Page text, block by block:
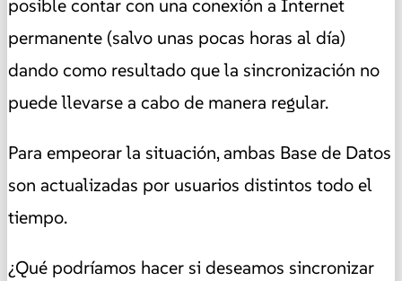
posible contar con una conexión a Internet
permanente (salvo unas pocas horas al día)
dando como resultado que la sincronización no
puede llevarse a cabo de manera regular.
Para empeorar la situación, ambas Base de Datos
son actualizadas por usuarios distintos todo el
tiempo.
¿Qué podríamos hacer si deseamos sincronizar